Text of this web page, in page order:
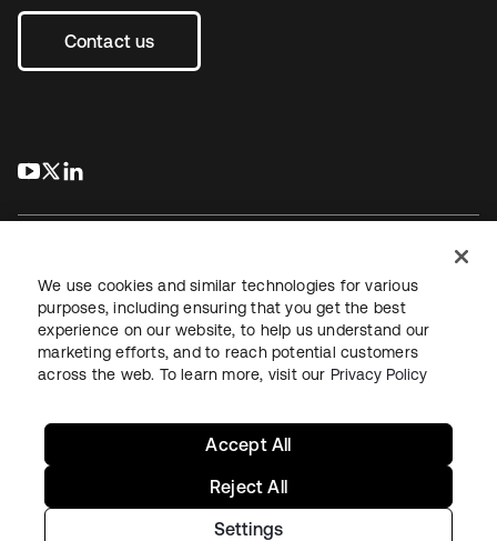
Contact us
s’ouvre dans un nouvel onglet
s’ouvre dans un nouvel onglet
JuridiquePolitique de confidentialité
Conditions d’utilisation du siteSécuritéPlan du site
Paramètres des cookies
We use cookies and similar technologies for various
purposes, including ensuring that you get the best
experience on our website, to help us understand our
marketing efforts, and to reach potential customers
across the web. To learn more, visit our Privacy Policy
Settings
Reject All
Accept All